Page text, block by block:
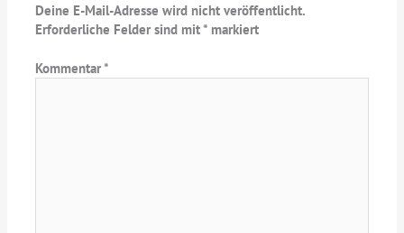
Deine E-Mail-Adresse wird nicht veröffentlicht.
Erforderliche Felder sind mit* markiert
Kommentar*